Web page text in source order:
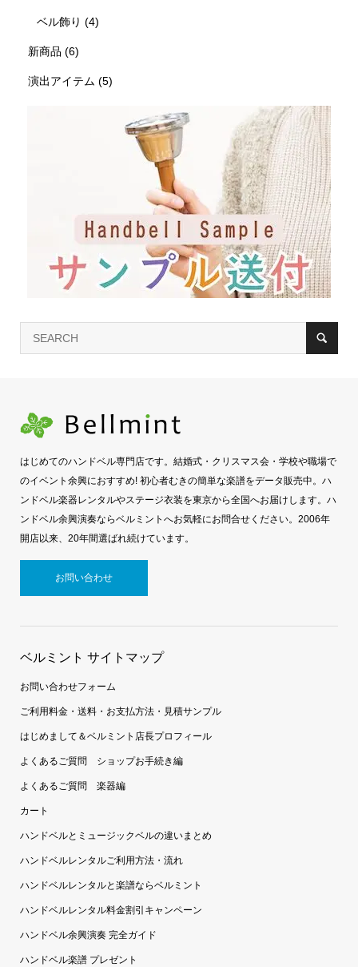
ベル飾り (4)
新商品 (6)
演出アイテム (5)
はじめてのハンドベル専門店です。結婚式・クリスマス会・学校や職場で
のイベント余興におすすめ! 初心者むきの簡単な楽譜をデータ販売中。ハ
ンドベル楽器レンタルやステージ衣装を東京から全国へお届けします。ハ
ンドベル余興演奏ならベルミントへお気軽にお問合せください。2006年
開店以来、20年間選ばれ続けています。
お問い合わせ
ベルミント サイトマップ
お問い合わせフォーム
ご利用料金・送料・お支払方法・見積サンプル
はじめまして＆ベルミント店長プロフィール
よくあるご質問 ショップお手続き編
よくあるご質問 楽器編
カート
ハンドベルとミュージックベルの違いまとめ
ハンドベルレンタルご利用方法・流れ
ハンドベルレンタルと楽譜ならベルミント
ハンドベルレンタル料金割引キャンペーン
ハンドベル余興演奏 完全ガイド
ハンドベル楽譜 プレゼント